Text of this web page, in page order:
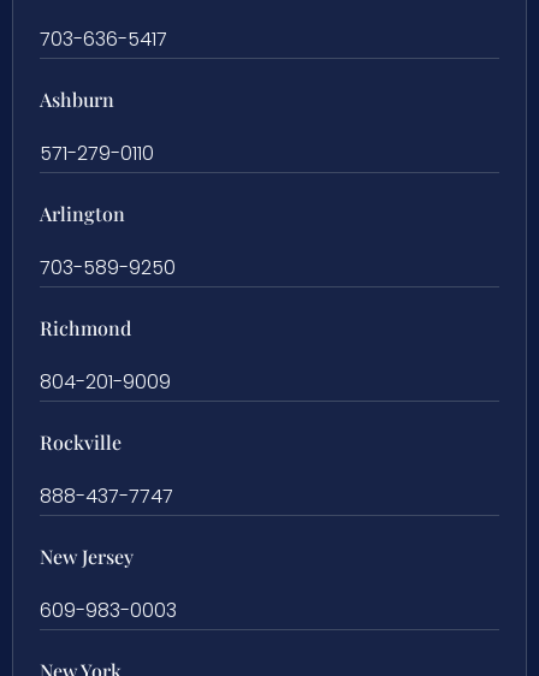
703-636-5417
Ashburn
571-279-0110
Arlington
703-589-9250
Richmond
804-201-9009
Rockville
888-437-7747
New Jersey
609-983-0003
New York